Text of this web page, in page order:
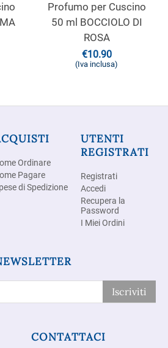
Profumo per Cuscino
50 ml BOCCIOLO DI
ROSA
€10.90
(Iva inclusa)
Ordinare
Pagare
di Spedizione
UTENTI
REGISTRATI
Registrati
Accedi
Recupera la
Password
I Miei Ordini
Iscriviti
CONTATTACI